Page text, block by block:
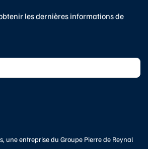
les dernières informations de
une entreprise du Groupe Pierre de Reynal